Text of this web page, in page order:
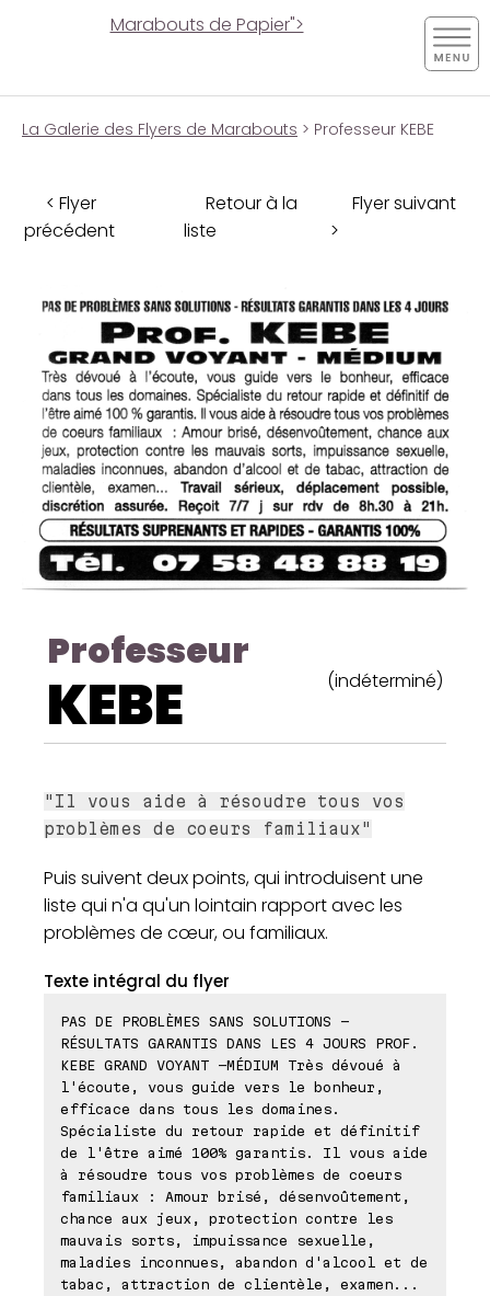
Marabouts de Papier">
La Galerie des Flyers de Marabouts > Professeur KEBE
< Flyer
précédent
Retour à la
liste
Flyer suivant
>
Professeur
KEBE (indéterminé)
"Il vous aide à résoudre tous vos
problèmes de coeurs familiaux"
Puis suivent deux points, qui introduisent une
liste qui n'a qu'un lointain rapport avec les
problèmes de cœur, ou familiaux.
Texte intégral du flyer
PAS DE PROBLÈMES SANS SOLUTIONS -
RÉSULTATS GARANTIS DANS LES 4 JOURS PROF.
KEBE GRAND VOYANT -MÉDIUM Très dévoué à
l'écoute, vous guide vers le bonheur,
efficace dans tous les domaines.
Spécialiste du retour rapide et définitif
de l'être aimé 100% garantis. Il vous aide
à résoudre tous vos problèmes de coeurs
familiaux : Amour brisé, désenvoûtement,
chance aux jeux, protection contre les
mauvais sorts, impuissance sexuelle,
maladies inconnues, abandon d'alcool et de
tabac, attraction de clientèle, examen...